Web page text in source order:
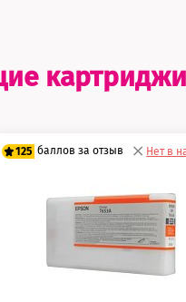
картриджи
125 баллов за отзыв
100 баллов
125 баллов
Нет в